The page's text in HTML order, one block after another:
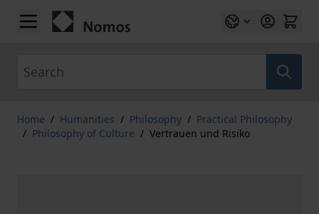
Skip to Content
Home / Humanities / Philosophy / Practical Philosophy
/ Philosophy of Culture / Vertrauen und Risiko